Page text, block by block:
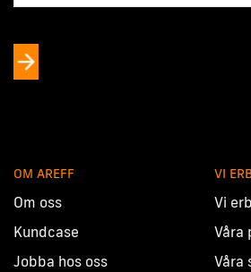
OM AREFF
Om oss
Kundcase
Jobba hos oss
VI
Vi
Våra
Våra